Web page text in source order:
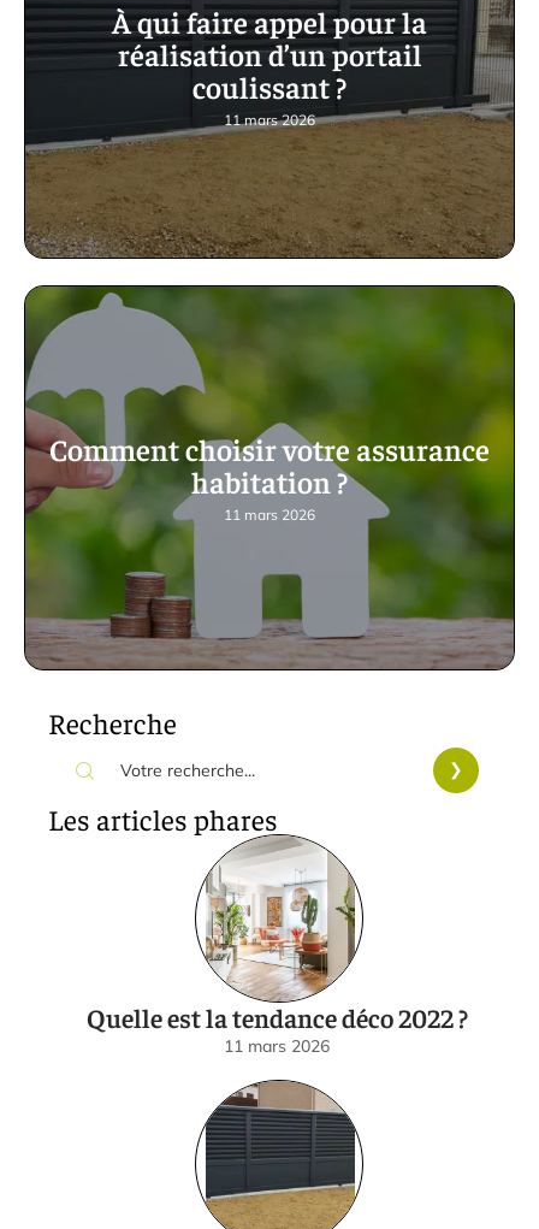
À qui faire appel pour la
réalisation d’un portail
coulissant ?
11 mars 2026
Comment choisir votre assurance
habitation ?
11 mars 2026
Recherche
Les articles phares
Quelle est la tendance déco 2022 ?
11 mars 2026